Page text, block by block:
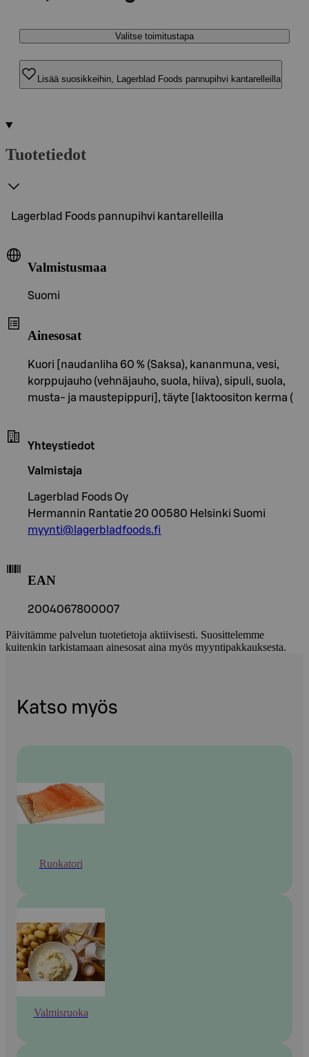
Valitse toimitustapa
Lisää suosikkeihin, Lagerblad Foods pannupihvi kantarelleilla
Tuotetiedot
Lagerblad Foods pannupihvi kantarelleilla
Valmistusmaa
Suomi
Ainesosat
Kuori [naudanliha 60 % (Saksa), kananmuna, vesi,
korppujauho (vehnäjauho, suola, hiiva), sipuli, suola,
musta- ja maustepippuri], täyte [laktoositon kerma (
Yhteystiedot
Valmistaja
Lagerblad Foods Oy
Hermannin Rantatie 20 00580 Helsinki Suomi
myynti@lagerbladfoods.fi
EAN
2004067800007
Päivitämme palvelun tuotetietoja aktiivisesti. Suosittelemme
kuitenkin tarkistamaan ainesosat aina myös myyntipakkauksesta.
Katso myös
Ruokatori
Valmisruoka